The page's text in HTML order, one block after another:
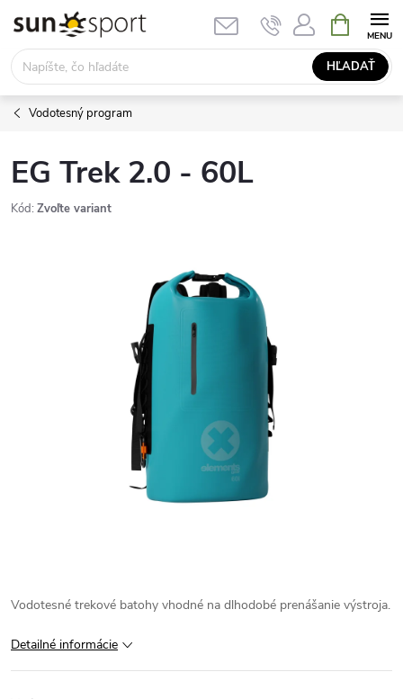
obsah
HĽADAŤ
KOŠÍK
Vodotesný program
EG Trek 2.0 - 60L
Kód: Zvoľte variant
Vodotesné trekové batohy vhodné na dlhodobé prenášanie výstroja.
Detailné informácie